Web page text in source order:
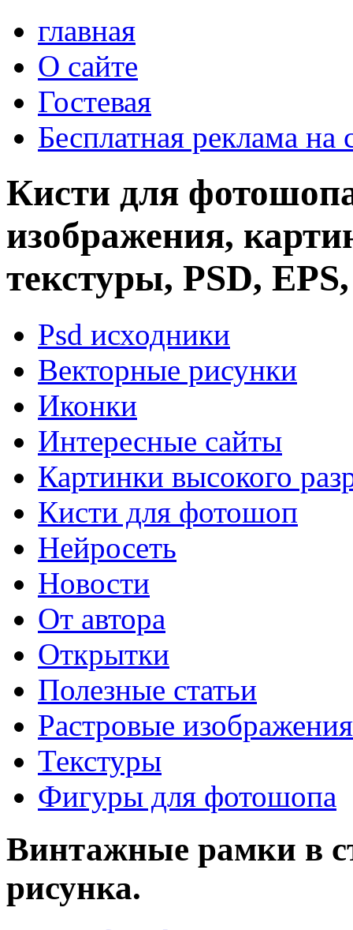
главная
О сайте
Гостевая
Бесплатная реклама на
Кисти для
изображения,
текстуры, PSD,
Psd исходники
Векторные рисунки
Иконки
Интересные сайты
Картинки высокого
Кисти для фотошоп
Нейросеть
Новости
От автора
Открытки
Полезные статьи
Растровые изображения
Текстуры
Фигуры для фотошопа
Винтажные рамки в
рисунка.